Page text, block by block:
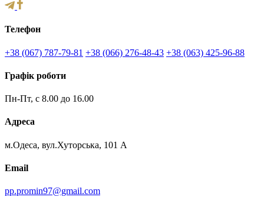
на
Телефон
+38 (067) 787-79-81 +38 (066) 276-48-43 +38 (063) 425-96-88
Графік роботи
Пн-Пт, с 8.00 до 16.00
Адреса
м.Одеса, вул.Хуторська, 101 А
Email
pp.promin97@gmail.com